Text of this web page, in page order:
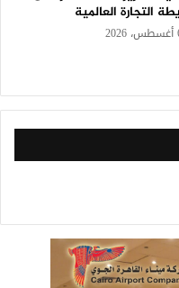
التجارة العالمية